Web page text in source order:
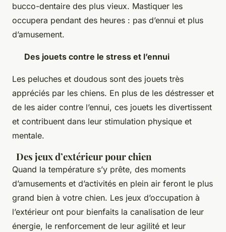
bucco-dentaire des plus vieux. Mastiquer les
occupera pendant des heures : pas d’ennui et plus
d’amusement.
Des jouets contre le stress et l’ennui
Les peluches et doudous sont des jouets très
appréciés par les chiens. En plus de les déstresser et
de les aider contre l’ennui, ces jouets les divertissent
et contribuent dans leur stimulation physique et
mentale.
Des jeux d’extérieur pour chien
Quand la température s’y prête, des moments
d’amusements et d’activités en plein air feront le plus
grand bien à votre chien. Les jeux d’occupation à
l’extérieur ont pour bienfaits la canalisation de leur
énergie, le renforcement de leur agilité et leur